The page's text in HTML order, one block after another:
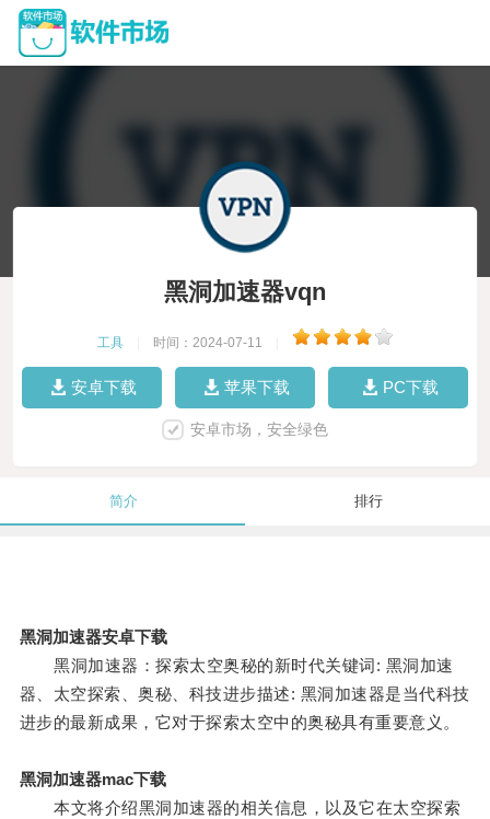
黑洞加速器vqn
工具 时间：2024-07-11
安卓下载 苹果下载 PC下载
安卓市场，安全绿色
简介 排行
黑洞加速器安卓下载
黑洞加速器：探索太空奥秘的新时代关键词: 黑洞加速
器、太空探索、奥秘、科技进步描述: 黑洞加速器是当代科技
进步的最新成果，它对于探索太空中的奥秘具有重要意义。
黑洞加速器mac下载
本文将介绍黑洞加速器的相关信息，以及它在太空探索